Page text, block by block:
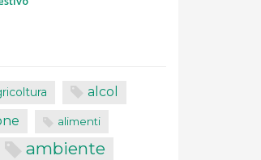
alcol
alimenti
ambiente